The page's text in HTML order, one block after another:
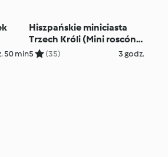
50 min
Hiszpańskie miniciasta
Trzech Króli (Mini roscón
de Reyes)
5 (35) 3 godz.